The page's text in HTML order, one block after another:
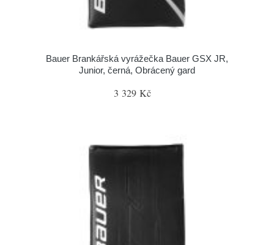
Bauer Brankářská vyrážečka Bauer GSX JR,
Junior, černá, Obrácený gard
3 329 Kč